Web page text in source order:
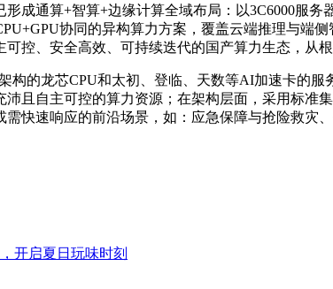
成通算+智算+边缘计算全域布局：以3C6000服
协同的异构算力方案，覆盖云端推理与端
控、安全高效、可持续迭代的国产算力生态，从
构的龙芯CPU和太初、登临、天数等AI加速卡的
且自主可控的算力资源；在架构层面，采用标准
快速响应的前沿场景，如：应急保障与抢险救灾
开启夏日玩味时刻